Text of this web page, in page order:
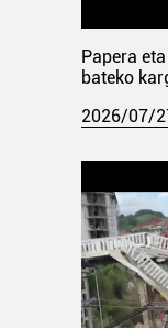
Papera
bateko
2026/07/